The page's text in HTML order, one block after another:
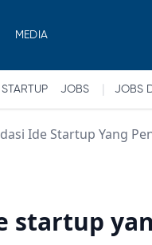
MEDIA
STARTUP JOBS JOBS
Ide Startup Yang
startup